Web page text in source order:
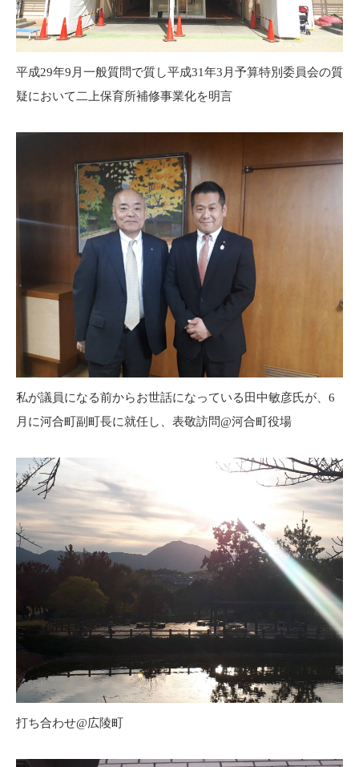
平成29年9月一般質問で質し平成31年3月予算特別委員会の質
疑において二上保育所補修事業化を明言
私が議員になる前からお世話になっている田中敏彦氏が、6
月に河合町副町長に就任し、表敬訪問@河合町役場
打ち合わせ@広陵町